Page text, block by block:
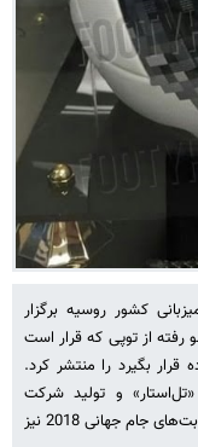
کشور روسیه برگزار
رفته از توپی که قرار است
مورد استفاده قرار بگیرد را منتشر کرد.
و تولید شرکت
«آدیداس» آلمان است. همچنین روی توپ لوگوی رقابت‌های جام جهانی 2018 نیز